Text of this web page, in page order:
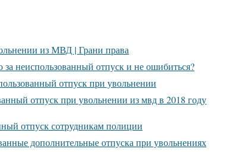
из МВД | Грани права
неиспользованный отпуск и не ошибиться?
отпуск при увольнении
отпуск при увольнении из мвд в 2018 году
отпуск сотрудникам полиции
дополнительные отпуска при увольнениях